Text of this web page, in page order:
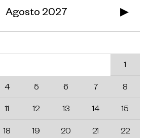
Agosto 2027 ▶
1
4 5 6 7 8
11 12 13 14 15
18 19 20 21 22